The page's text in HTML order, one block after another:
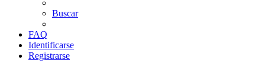
Buscar
FAQ
Identificarse
Registrarse